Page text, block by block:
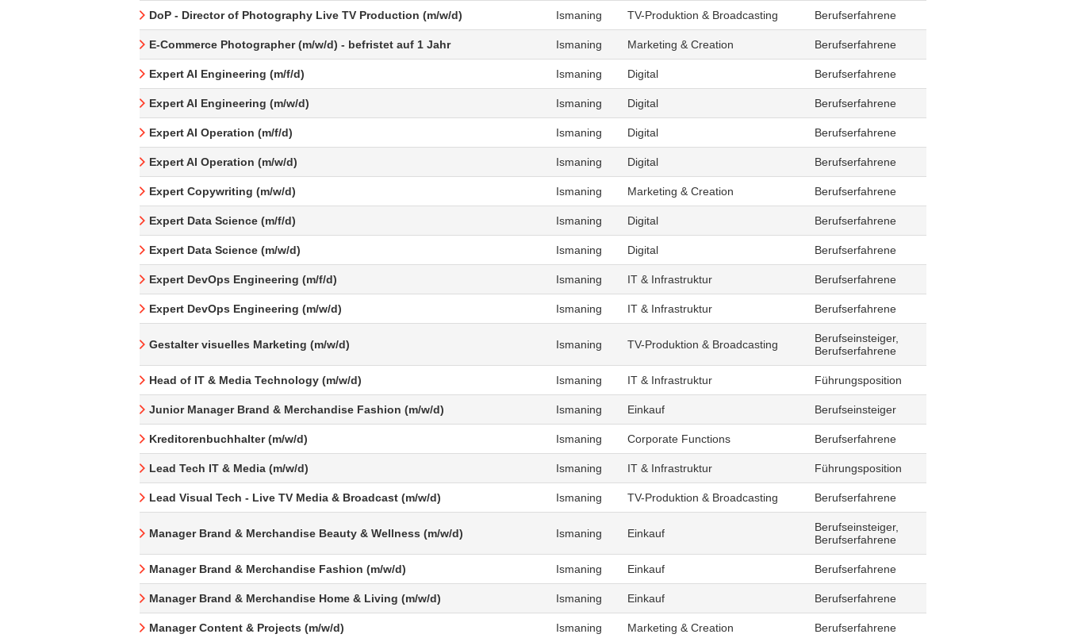
DoP - Director of Photography Live TV Production (m/w/d) Ismaning TV-Produktion & Broadcasting Berufserfahrene
E-Commerce Photographer (m/w/d) - befristet auf 1 Jahr Ismaning Marketing & Creation Berufserfahrene
Expert AI Engineering (m/f/d) Ismaning Digital Berufserfahrene
Expert AI Engineering (m/w/d) Ismaning Digital Berufserfahrene
Expert AI Operation (m/f/d) Ismaning Digital Berufserfahrene
Expert AI Operation (m/w/d) Ismaning Digital Berufserfahrene
Expert Copywriting (m/w/d) Ismaning Marketing & Creation Berufserfahrene
Expert Data Science (m/f/d) Ismaning Digital Berufserfahrene
Expert Data Science (m/w/d) Ismaning Digital Berufserfahrene
Expert DevOps Engineering (m/f/d) Ismaning IT & Infrastruktur Berufserfahrene
Expert DevOps Engineering (m/w/d) Ismaning IT & Infrastruktur Berufserfahrene
Gestalter visuelles Marketing (m/w/d) Ismaning TV-Produktion & Broadcasting
Berufseinsteiger,
Berufserfahrene
Head of IT & Media Technology (m/w/d) Ismaning IT & Infrastruktur Führungsposition
Junior Manager Brand & Merchandise Fashion (m/w/d) Ismaning Einkauf Berufseinsteiger
Kreditorenbuchhalter (m/w/d) Ismaning Corporate Functions Berufserfahrene
Lead Tech IT & Media (m/w/d) Ismaning IT & Infrastruktur Führungsposition
Lead Visual Tech - Live TV Media & Broadcast (m/w/d) Ismaning TV-Produktion & Broadcasting Berufserfahrene
Manager Brand & Merchandise Beauty & Wellness (m/w/d) Ismaning Einkauf
Berufseinsteiger,
Berufserfahrene
Manager Brand & Merchandise Fashion (m/w/d) Ismaning Einkauf Berufserfahrene
Manager Brand & Merchandise Home & Living (m/w/d) Ismaning Einkauf Berufserfahrene
Manager Content & Projects (m/w/d) Ismaning Marketing & Creation Berufserfahrene